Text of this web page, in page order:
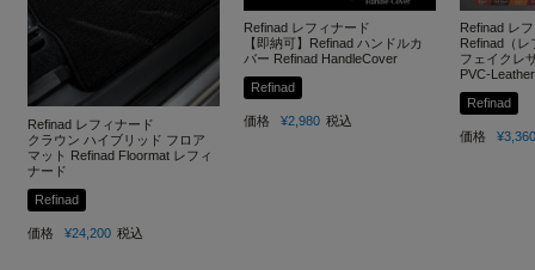
Refinad レフィナード
クラウン ハイブリッド フロア
マット Refinad Floormat レフィ
ナード
Refinad
価格 ¥24,200 税込
Refinad レフィナード
【即納可】Refinad ハンドルカ
バー Refinad HandleCover
Refinad
価格 ¥2,980 税込
Refinad レ
Refinad（
フェイクレ
PVC-Leather
Refinad
価格 ¥3,360